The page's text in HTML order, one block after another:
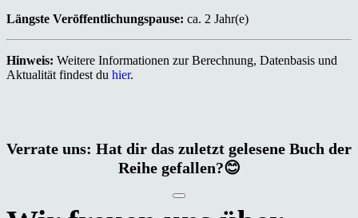
Längste Veröffentlichungspause: ca. 2 Jahr(e)
Hinweis: Weitere Informationen zur Berechnung, Datenbasis und
Aktualität findest du hier.
Verrate uns: Hat dir das zuletzt gelesene Buch der
Reihe gefallen?😊